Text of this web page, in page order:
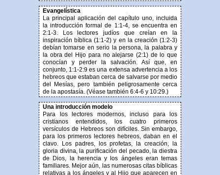
Evangelística
La principal aplicación del capítulo uno, incluida
la introducción formal de 1:1-4, se encuentra en
2:1-3. Los lectores judíos que creían en la
inspiración bíblica (1:1-2) y en la creación (1:2-3)
debían tomarse en serio la persona, la palabra y
la obra del Hijo para no alejarse (2:1) de lo que
conocían y perder la salvación. Así que, en
conjunto, 1:1-2:9 es una extensa advertencia a los
hebreos que estaban cerca de salvarse por medio
del Mesías, pero también peligrosamente cerca
de la apostasía. (Véase también 6:4-6 y 10:29.)
Una introducción modelo
Para los lectores modernos, incluso para los
cristianos entendidos, los cuatro primeros
versículos de Hebreos son difíciles. Sin embargo,
para los primeros lectores hebreos, daban en el
clavo. Los padres, los profetas, la creación, la
gloria divina, la purificación del pecado, la diestra
de Dios, la herencia y los ángeles eran temas
familiares. Mejor aún, las numerosas citas bíblicas
relativas a los ángeles y al Hijo que aparecen en